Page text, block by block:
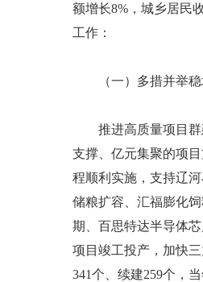
额增长8%，城乡居民
工作：
（一）多措并举稳
推进高质量项目群建
支撑、亿元集聚的项
程顺利实施，支持辽
储粮扩容、汇福膨化
期、百思特达半导体
项目竣工投产，加快
341个、续建259个，当